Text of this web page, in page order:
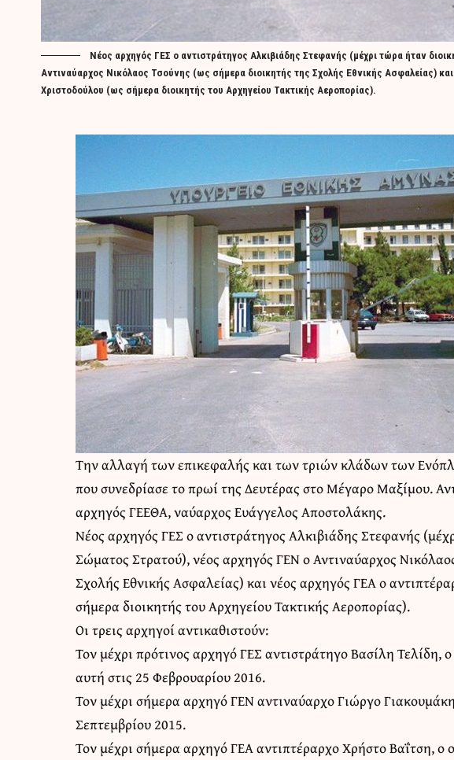
Νέος αρχηγός ΓΕΣ ο αντιστράτηγος Αλκιβιάδης Στεφανής (μέχρι τώρα ήταν
Αντιναύαρχος Νικόλαος Τσούνης (ως σήμερα διοικητής της Σχολής Εθνικής Ασφαλείας)
Χριστοδούλου (ως σήμερα διοικητής του Αρχηγείου Τακτικής Αεροπορίας).
Την αλλαγή των επικεφαλής και των τριών κλάδων των
που συνεδρίασε το πρωί της Δευτέρας στο Μέγαρο Μαξίμου.
αρχηγός ΓΕΕΘΑ, ναύαρχος Ευάγγελος Αποστολάκης.
Νέος αρχηγός ΓΕΣ ο αντιστράτηγος Αλκιβιάδης Στεφανής
Σώματος Στρατού), νέος αρχηγός ΓΕΝ ο Αντιναύαρχος
Σχολής Εθνικής Ασφαλείας) και νέος αρχηγός ΓΕΑ ο
σήμερα διοικητής του Αρχηγείου Τακτικής Αεροπορίας).
Οι τρεις αρχηγοί αντικαθιστούν:
Τον μέχρι πρότινος αρχηγό ΓΕΣ αντιστράτηγο Βασίλη Τελίδη,
αυτή στις 25 Φεβρουαρίου 2016.
Τον μέχρι σήμερα αρχηγό ΓΕΝ αντιναύαρχο Γιώργο
Σεπτεμβρίου 2015.
Τον μέχρι σήμερα αρχηγό ΓΕΑ αντιπτέραρχο Χρήστο Βαΐτση, ο